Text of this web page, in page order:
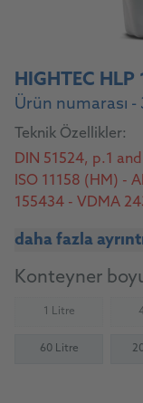
HIGHTEC HLP
Ürün numarası -
Teknik Özellikler:
DIN 51524, p.1
ISO 11158 (HM) -
155434 - VDMA
daha fazla
Konteyner
1 Litre(Not available)
60 Litre